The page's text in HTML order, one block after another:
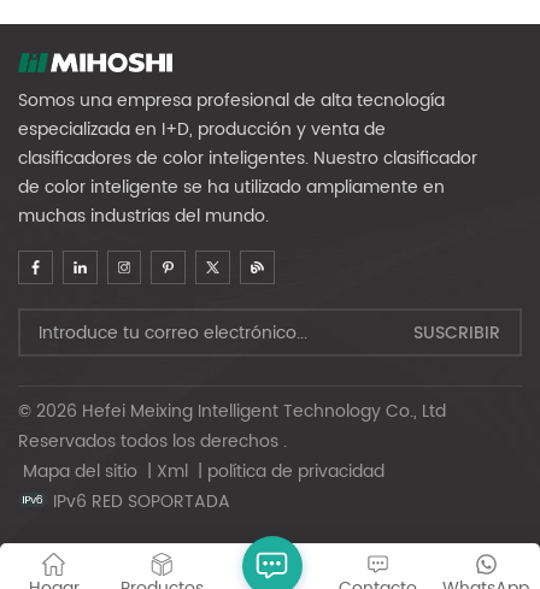
Somos una empresa profesional de alta tecnología
especializada en I+D, producción y venta de
clasificadores de color inteligentes. Nuestro clasificador
de color inteligente se ha utilizado ampliamente en
muchas industrias del mundo.
© 2026 Hefei Meixing Intelligent Technology Co., Ltd
Reservados todos los derechos .
Mapa del sitio | Xml | política de privacidad
IPv6 RED SOPORTADA